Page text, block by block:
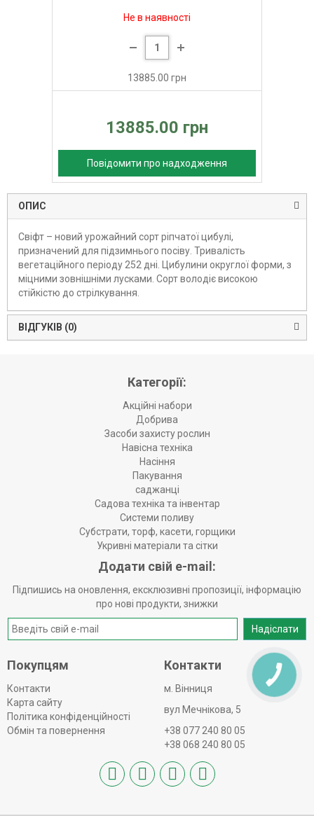
Не в наявності
13885.00 грн
13885.00 грн
Повідомити про надходження
ОПИС
Свіфт – новий урожайний сорт ріпчатої цибулі,
призначений для підзимнього посіву. Тривалість
вегетаційного періоду 252 дні. Цибулини округлої форми, з
міцними зовнішніми лусками. Сорт володіє високою
стійкістю до стрілкування.
ВІДГУКІВ (0)
Категорії:
Акційні набори
Добрива
Засоби захисту рослин
Навісна техніка
Насіння
Пакування
саджанці
Садова техніка та інвентар
Системи поливу
Субстрати, торф, касети, горщики
Укривні матеріали та сітки
Додати свій e-mail:
Підпишись на оновлення, ексклюзивні пропозиції, інформацію
про нові продукти, знижки
Надіслати
Покупцям
Контакти
Карта сайту
Політика конфіденційності
Обмін та повернення
Контакти
м. Вінниця
вул Мечнікова, 5
+38 077 240 80 05
+38 068 240 80 05
КНОПКА
ЗВ'ЯЗКУ